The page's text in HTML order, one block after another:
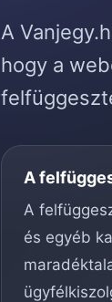
A
hogy a
A
A
és egyéb